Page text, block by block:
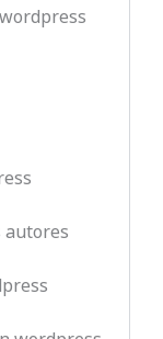
autores